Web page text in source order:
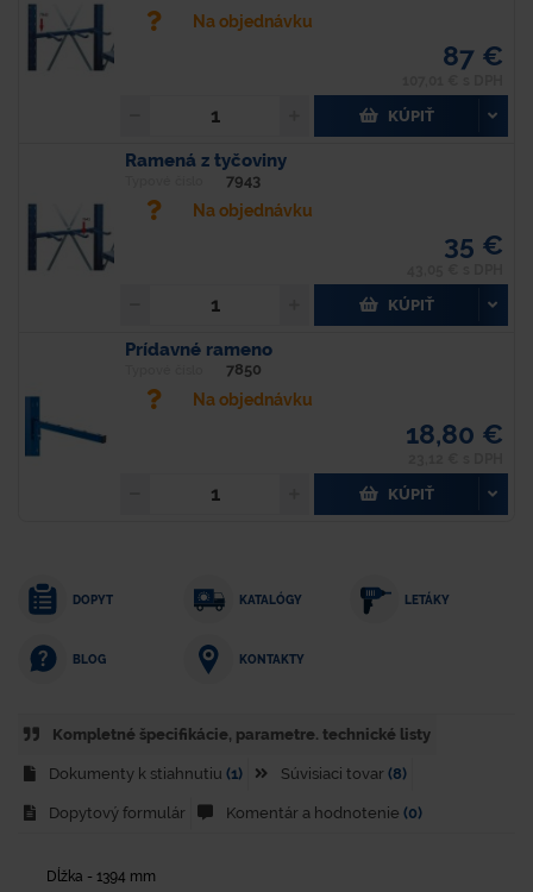
Na objednávku
87 €
KÚPIŤ
Ramená z tyčoviny
7943
Na objednávku
35 €
KÚPIŤ
Prídavné rameno
7850
Na objednávku
18,80 €
KÚPIŤ
DOPYT KATALÓGY LETÁKY
BLOG KONTAKTY
Kompletné špecifikácie, parametre. technické listy
Dokumenty k stiahnutiu (1) Súvisiaci tovar (8)
Dopytový formulár Komentár a hodnotenie (0)
Dĺžka - 1394 mm